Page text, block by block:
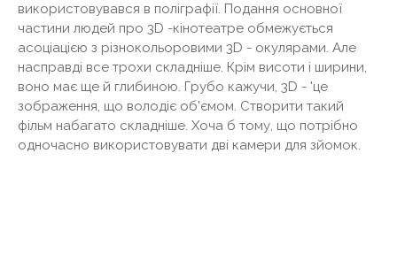
використовувався в поліграфії. Подання основної
частини людей про 3D -кінотеатре обмежується
асоціацією з різнокольоровими 3D - окулярами. Але
насправді все трохи складніше. Крім висоти і ширини,
воно має ще й глибиною. Грубо кажучи, 3D - 'це
зображення, що володіє об'ємом. Створити такий
фільм набагато складніше. Хоча б тому, що потрібно
одночасно використовувати дві камери для зйомок.